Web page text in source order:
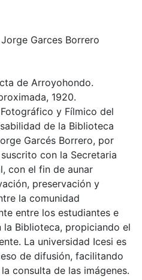
Garces Borrero
de Arroyohondo.
1920.
y Fílmico del
de la Biblioteca
Garcés Borrero, por
con la Secretaria
con el fin de aunar
preservación y
la comunidad
entre los estudiantes e
Biblioteca, propiciando el
La universidad Icesi es
de difusión, facilitando
consulta de las imágenes.